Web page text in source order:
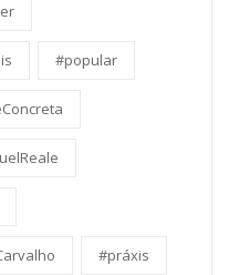
#popular
#práxis